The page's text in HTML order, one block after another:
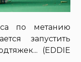
по метанию
запустить
(EDDIE